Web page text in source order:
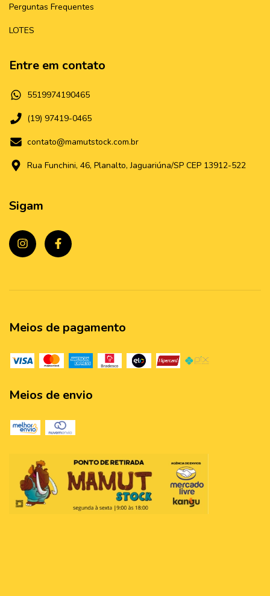
Perguntas Frequentes
LOTES
Entre em contato
5519974190465
(19) 97419-0465
contato@mamutstock.com.br
Rua Funchini, 46, Planalto, Jaguariúna/SP CEP 13912-522
Sigam
Meios de pagamento
Meios de envio